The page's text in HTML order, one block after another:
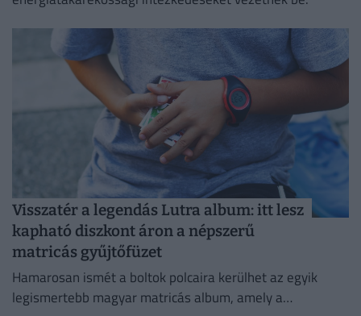
Visszatér a legendás Lutra album: itt lesz
kapható diszkont áron a népszerű
matricás gyűjtőfüzet
Hamarosan ismét a boltok polcaira kerülhet az egyik
legismertebb magyar matricás album, amely a